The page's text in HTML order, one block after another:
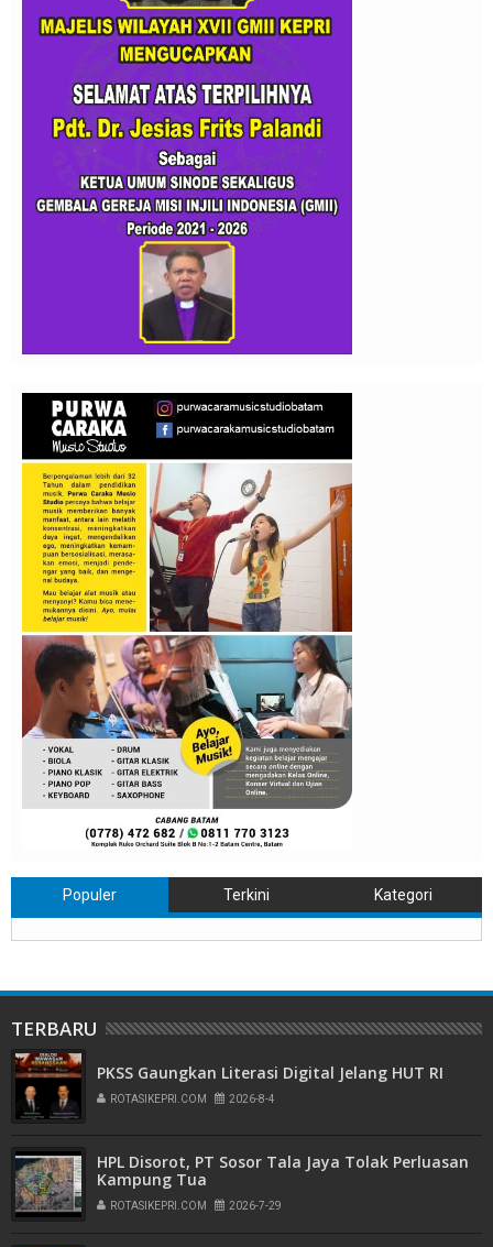
Populer Terkini Kategori
TERBARU
PKSS Gaungkan Literasi Digital Jelang HUT RI
ROTASIKEPRI.COM 2026-8-4
HPL Disorot, PT Sosor Tala Jaya Tolak Perluasan
Kampung Tua
ROTASIKEPRI.COM 2026-7-29